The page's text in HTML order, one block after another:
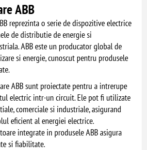
ABB
reprezinta o serie de dispozitive electrice
de distributie de energie si
ABB este un producator global de
si energie, cunoscut pentru produsele
ABB sunt proiectate pentru a intrerupe
electric intr-un circuit. Ele pot fi utilizate
comerciale si industriale, asigurand
eficient al energiei electrice.
integrate in produsele ABB asigura
si fiabilitate.